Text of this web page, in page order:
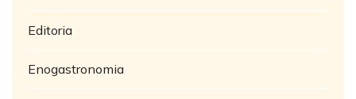
Editoria
Enogastronomia